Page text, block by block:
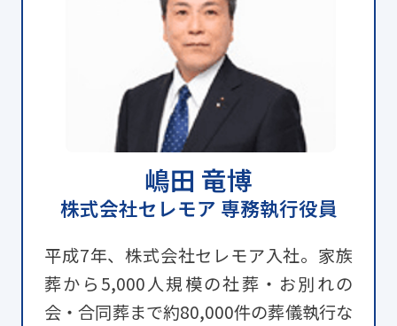
嶋田 竜博
株式会社セレモア 専務執行役員
平成7年、株式会社セレモア入社。家族
葬から5,000人規模の社葬・お別れの
会・合同葬まで約80,000件の葬儀執行な